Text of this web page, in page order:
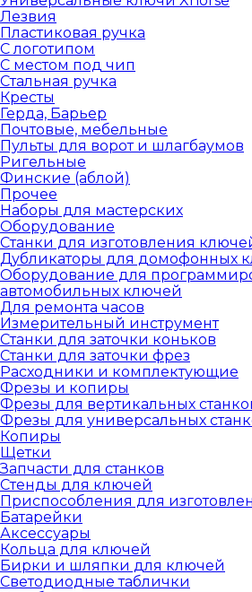
Лезвия
Пластиковая ручка
С логотипом
С местом под чип
Стальная ручка
Кресты
Герда, Барьер
Почтовые, мебельные
Пульты для ворот и шлагбаумов
Ригельные
Финские (аблой)
Прочее
Наборы для мастерских
Оборудование
Станки для изготовления
Дубликаторы для домофонных
Оборудование для
автомобильных ключей
Для ремонта часов
Измерительный инструмент
Станки для заточки коньков
Станки для заточки фрез
Расходники и комплектующие
Фрезы и копиры
Фрезы для вертикальных
Фрезы для универсальных
Копиры
Щетки
Запчасти для станков
Стенды для ключей
Приспособления для
Батарейки
Аксессуары
Кольца для ключей
Бирки и шляпки для ключей
Светодиодные таблички